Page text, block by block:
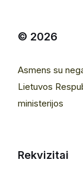
© 2026
Asmens su
Lietuvos
ministerijos
Rekvizitai